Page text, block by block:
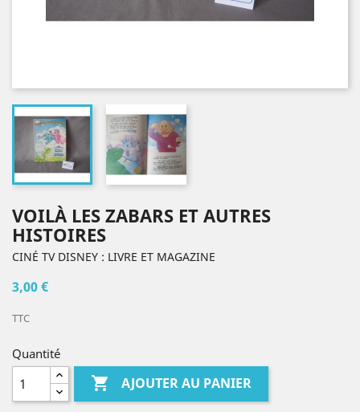
VOILÀ LES ZABARS ET AUTRES
HISTOIRES
CINÉ TV DISNEY : LIVRE ET MAGAZINE
3,00 €
TTC
Quantité
 AJOUTER AU PANIER